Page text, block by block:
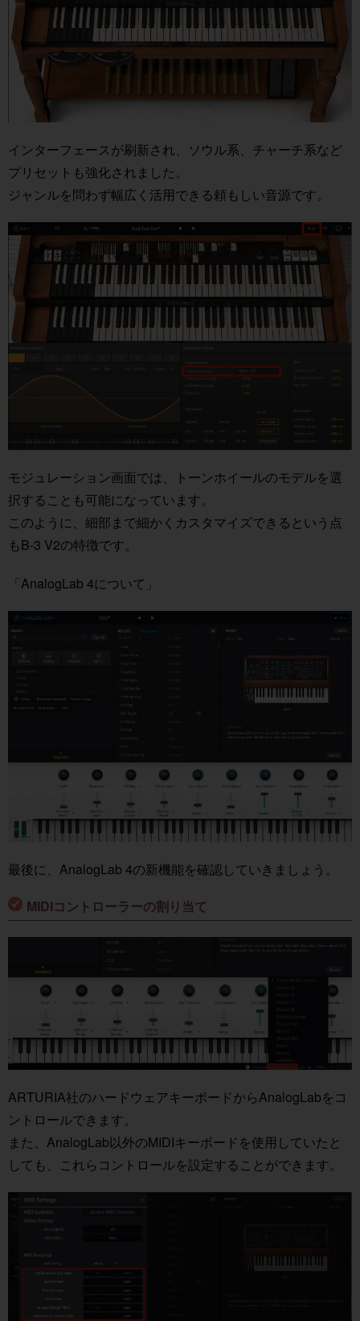
インターフェースが刷新され、ソウル系、チャーチ系など
プリセットも強化されました。
ジャンルを問わず幅広く活用できる頼もしい音源です。
モジュレーション画面では、トーンホイールのモデルを選
択することも可能になっています。
このように、細部まで細かくカスタマイズできるという点
もB-3 V2の特徴です。
「AnalogLab 4について」
最後に、AnalogLab 4の新機能を確認していきましょう。
MIDIコントローラーの割り当て
ARTURIA社のハードウェアキーボードからAnalogLabをコ
ントロールできます。
また、AnalogLab以外のMIDIキーボードを使用していたと
しても、これらコントロールを設定することができます。